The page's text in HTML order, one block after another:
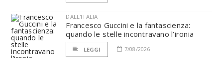
DALL'ITALIA
Francesco Guccini e la fantascienza:
quando le stelle incontravano l’ironia
LEGGI 7/08/2026